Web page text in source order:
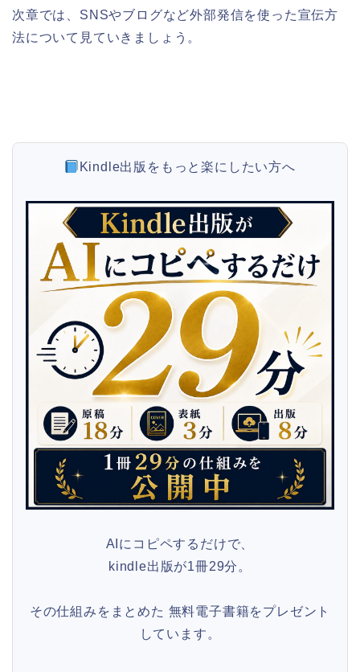
次章では、SNSやブログなど外部発信を使った宣伝方
法について見ていきましょう。
Kindle出版をもっと楽にしたい方へ
AIにコピペするだけで、
kindle出版が1冊29分。
その仕組みをまとめた 無料電子書籍をプレゼント
しています。